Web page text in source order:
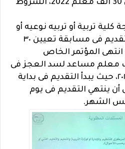
تفاصيل مسابقة تعيين 30 الف معلم 2022، الشروط
تربية أو تربيه نوعيه أو
اداب أو رياض اطفال، للتقديم فى مسابقة تعيين ٣٠
المؤتمر الخاص
تسكين ٣٠ ألف معلم مساعد لسد العجز فى
العام الدراسي الجديد ٢٠٢٣، حيث يبدأ التقديم فى بداية
أن ينتهي التقديم فى يوم
الشهر.